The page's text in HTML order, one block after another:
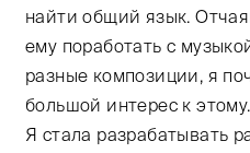
найти общий язык.
ему поработать с
разные композиции, я
большой интерес к
Я стала разрабатывать